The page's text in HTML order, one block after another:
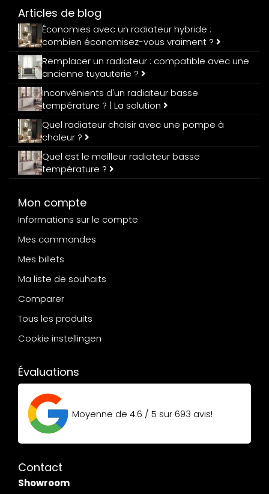
Articles de blog
Économies avec un radiateur hybride :
combien économisez-vous vraiment ?
Remplacer un radiateur : compatible avec une
ancienne tuyauterie ?
Inconvénients d'un radiateur basse
température ? | La solution
Quel radiateur choisir avec une pompe à
chaleur ?
Quel est le meilleur radiateur basse
température ?
Mon compte
Informations sur le compte
Mes commandes
Mes billets
Ma liste de souhaits
Comparer
Tous les produits
Cookie instellingen
Évaluations
Moyenne de 4.6 / 5 sur693 avis!
Contact
Showroom